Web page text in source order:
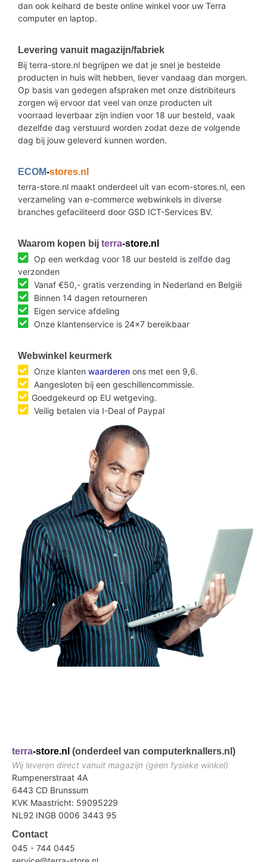
dan ook keihard de beste online winkel voor uw Terra
computer en laptop.
Levering vanuit magazijn/fabriek
Bij terra-store.nl begrijpen we dat je snel je bestelde
producten in huis wilt hebben, liever vandaag dan morgen.
Op basis van gedegen afspraken met onze distribiteurs
zorgen wij ervoor dat veel van onze producten uit
voorraad leverbaar zijn indien voor 18 uur besteld, vaak
dezelfde dag verstuurd worden zodat deze de volgende
dag bij jouw geleverd kunnen worden.
ECOM-stores.nl
terra-store.nl maakt onderdeel uit van ecom-stores.nl, een
verzameling van e-commerce webwinkels in diverse
branches gefaciliteerd door GSD ICT-Services BV.
Waarom kopen bij terra-store.nl
Op een werkdag voor 18 uur besteld is zelfde dag
verzonden
Vanaf €50,- gratis verzending in Nederland en België
Binnen 14 dagen retourneren
Eigen service afdeling
Onze klantenservice is 24x7 bereikbaar
Webwinkel keurmerk
Onze klanten waarderen ons met een 9,6.
Aangesloten bij een geschillencommissie.
Goedgekeurd op EU wetgeving.
Veilig betalen via I-Deal of Paypal
terra-store.nl (onderdeel van computerknallers.nl)
Wij leveren direct vanuit magazijn (geen fysieke winkel)
Rumpenerstraat 4A
6443 CD Brunssum
KVK Maastricht: 59095229
NL92 INGB 0006 3443 95
Contact
045 - 744 0445